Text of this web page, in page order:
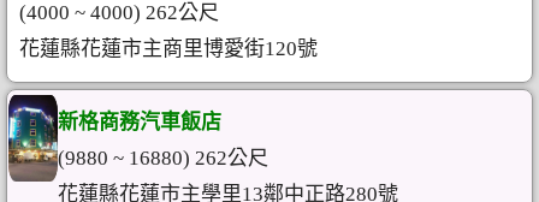
(4000 ~ 4000) 262公尺
花蓮縣花蓮市主商里博愛街120號
新格商務汽車飯店
(9880 ~ 16880) 262公尺
花蓮縣花蓮市主學里13鄰中正路280號